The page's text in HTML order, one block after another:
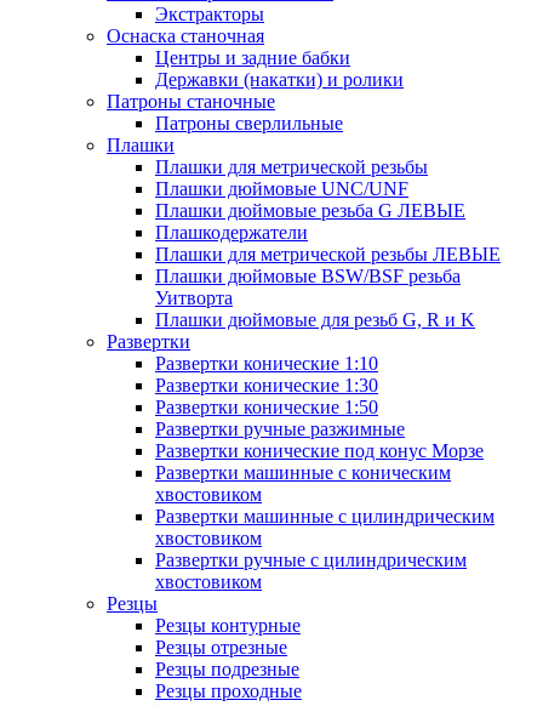
Экстракторы
Оснаска станочная
Центры и задние бабки
Державки (накатки) и ролики
Патроны станочные
Патроны сверлильные
Плашки
Плашки для метрической резьбы
Плашки дюймовые UNC/UNF
Плашки дюймовые резьба G ЛЕВЫЕ
Плашкодержатели
Плашки для метрической резьбы ЛЕВЫЕ
Плашки дюймовые BSW/BSF резьба
Уитворта
Плашки дюймовые для резьб G, R и K
Развертки
Развертки конические 1:10
Развертки конические 1:30
Развертки конические 1:50
Развертки ручные разжимные
Развертки конические под конус Морзе
Развертки машинные с коническим
хвостовиком
Развертки машинные с цилиндрическим
хвостовиком
Развертки ручные с цилиндрическим
хвостовиком
Резцы
Резцы контурные
Резцы отрезные
Резцы подрезные
Резцы проходные